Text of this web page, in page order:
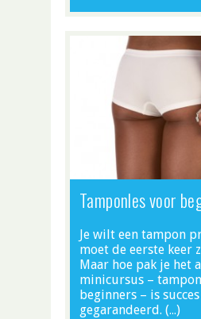
Tamponles voor
Je wilt een tampon
moet de eerste keer
Maar hoe pak je het
minicursus –
beginners – is succes
gegarandeerd. (…)